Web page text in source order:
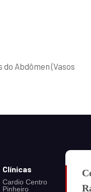
Abdômen (Vasos
Clínicas
Cardio Centro
Pinheiro